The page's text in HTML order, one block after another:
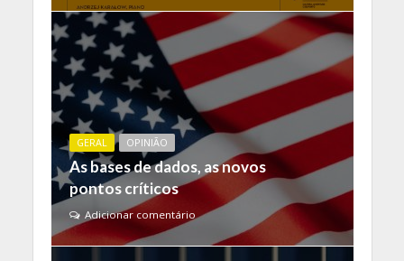
GERAL OPINIÃO
As bases de dados, as novos
pontos críticos
Adicionar comentário